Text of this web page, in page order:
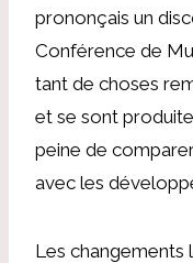
prononçais un
Conférence de
tant de choses
et se sont
peine de
avec les
Les changements